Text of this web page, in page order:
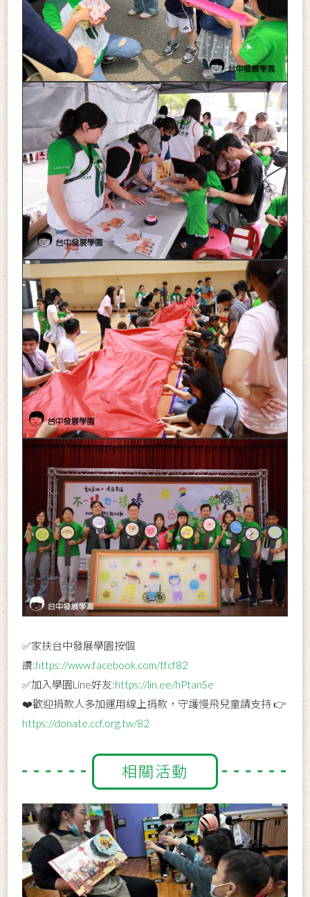
✅家扶台中發展學園按個
讚:https://www.facebook.com/tfcf82
✅加入學園Line好友:https://lin.ee/hPtanSe
❤️歡迎捐款人多加運用線上捐款，守護慢飛兒童請支持 👉
https://donate.ccf.org.tw/82
相關活動